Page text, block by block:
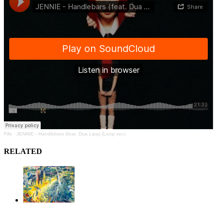
Fife · JENNIE - Handlebars (feat. Dua Lipa) (Loop ver.)
RELATED